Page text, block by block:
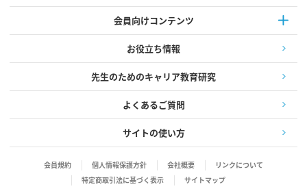
会員向けコンテンツ
お役立ち情報
先生のためのキャリア教育研究
よくあるご質問
サイトの使い方
会員規約 個人情報保護方針 会社概要
リンクについて
特定商取引法に基づく表示
サイトマップ